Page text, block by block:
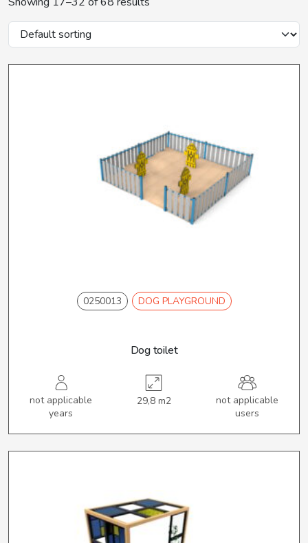
0250013 DOG PLAYGROUND
Dog toilet
not applicable
years
29,8 m2
not applicable
users